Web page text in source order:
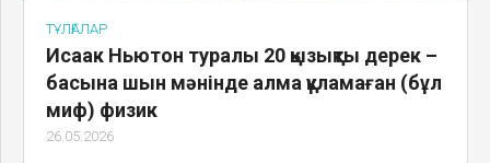
ТҰЛҒАЛАР
Исаак Ньютон туралы 20 қызықты дерек –
басына шын мәнінде алма құламаған (бұл
миф) физик
26.05.2026